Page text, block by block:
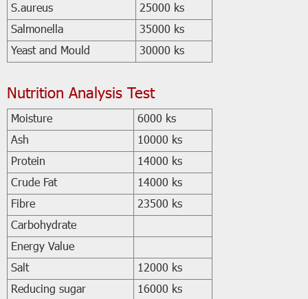
S.aureus
25000 ks
Salmonella
35000 ks
Yeast and Mould
30000 ks
Nutrition Analysis Test
Moisture
6000 ks
Ash
10000 ks
Protein
14000 ks
Crude Fat
14000 ks
Fibre
23500 ks
Carbohydrate
Energy Value
Salt
12000 ks
Reducing sugar
16000 ks